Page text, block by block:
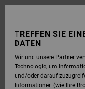
TREFFEN SIE
DATEN
Wir und unsere Partner
Technologie, um
und/oder darauf
Informationen (wie Ihre